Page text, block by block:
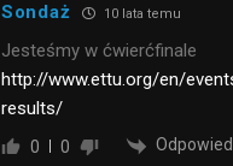
Sondaż 10 lata temu
Jesteśmy w ćwierćfinale
http://www.ettu.org/en/
results/
0 0